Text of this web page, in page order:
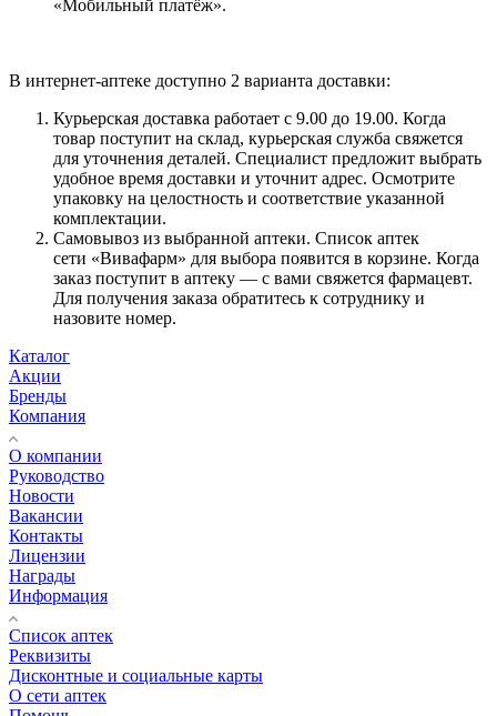
«Мобильный платёж».
В интернет-аптеке доступно 2 варианта доставки:
Курьерская доставка работает с 9.00 до 19.00. Когда
товар поступит на склад, курьерская служба свяжется
для уточнения деталей. Специалист предложит выбрать
удобное время доставки и уточнит адрес. Осмотрите
упаковку на целостность и соответствие указанной
комплектации.
Самовывоз из выбранной аптеки. Список аптек
сети «Вивафарм» для выбора появится в корзине. Когда
заказ поступит в аптеку — с вами свяжется фармацевт.
Для получения заказа обратитесь к сотруднику и
назовите номер.
Каталог
Акции
Бренды
Компания
О компании
Руководство
Новости
Вакансии
Контакты
Лицензии
Награды
Информация
Список аптек
Реквизиты
Дисконтные и социальные карты
О сети аптек